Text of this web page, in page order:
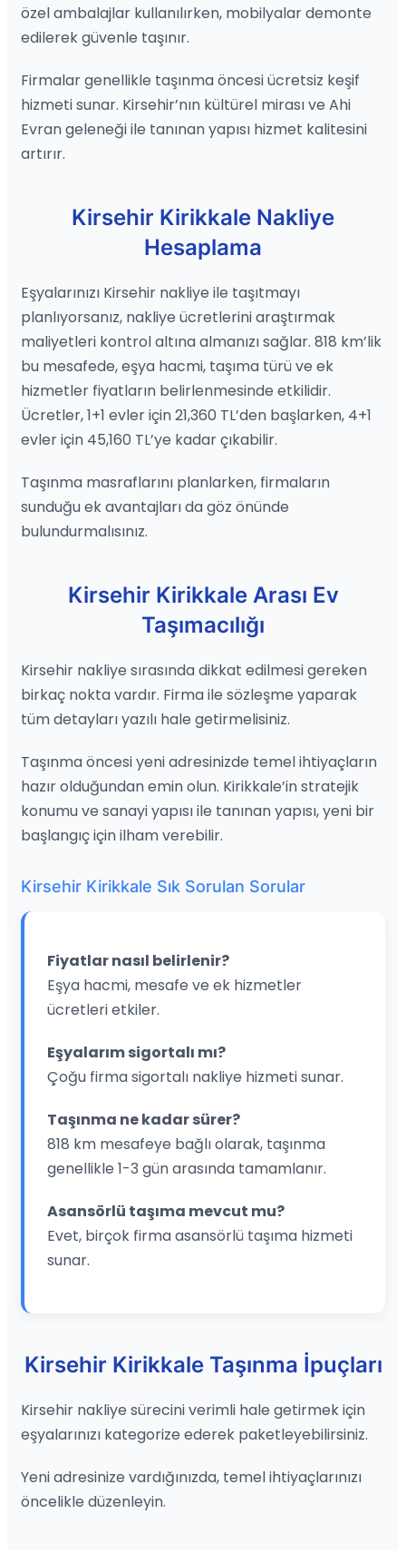
özel ambalajlar kullanılırken, mobilyalar demonte
edilerek güvenle taşınır.
Firmalar genellikle taşınma öncesi ücretsiz keşif
hizmeti sunar. Kirsehir’nın kültürel mirası ve Ahi
Evran geleneği ile tanınan yapısı hizmet kalitesini
artırır.
Kirsehir Kirikkale Nakliye
Hesaplama
Eşyalarınızı Kirsehir nakliye ile taşıtmayı
planlıyorsanız, nakliye ücretlerini araştırmak
maliyetleri kontrol altına almanızı sağlar. 818 km’lik
bu mesafede, eşya hacmi, taşıma türü ve ek
hizmetler fiyatların belirlenmesinde etkilidir.
Ücretler, 1+1 evler için 21,360 TL’den başlarken, 4+1
evler için 45,160 TL’ye kadar çıkabilir.
Taşınma masraflarını planlarken, firmaların
sunduğu ek avantajları da göz önünde
bulundurmalısınız.
Kirsehir Kirikkale Arası Ev
Taşımacılığı
Kirsehir nakliye sırasında dikkat edilmesi gereken
birkaç nokta vardır. Firma ile sözleşme yaparak
tüm detayları yazılı hale getirmelisiniz.
Taşınma öncesi yeni adresinizde temel ihtiyaçların
hazır olduğundan emin olun. Kirikkale’in stratejik
konumu ve sanayi yapısı ile tanınan yapısı, yeni bir
başlangıç için ilham verebilir.
Kirsehir Kirikkale Sık Sorulan Sorular
Fiyatlar nasıl belirlenir?
Eşya hacmi, mesafe ve ek hizmetler
ücretleri etkiler.
Eşyalarım sigortalı mı?
Çoğu firma sigortalı nakliye hizmeti sunar.
Taşınma ne kadar sürer?
818 km mesafeye bağlı olarak, taşınma
genellikle 1-3 gün arasında tamamlanır.
Asansörlü taşıma mevcut mu?
Evet, birçok firma asansörlü taşıma hizmeti
sunar.
Kirsehir Kirikkale Taşınma İpuçları
Kirsehir nakliye sürecini verimli hale getirmek için
eşyalarınızı kategorize ederek paketleyebilirsiniz.
Yeni adresinize vardığınızda, temel ihtiyaçlarınızı
öncelikle düzenleyin.